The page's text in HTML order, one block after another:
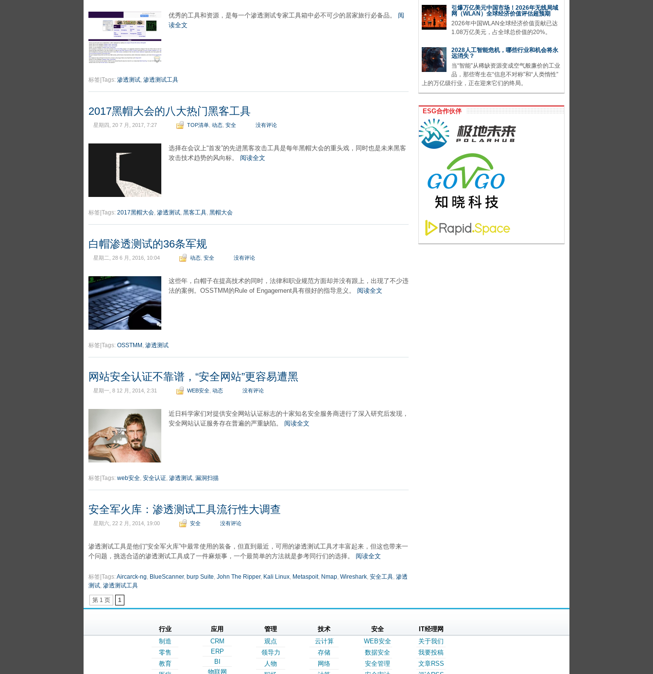
优秀的工具和资源，是每一个渗透测试专家工具箱中必不可少的居家旅行必备品。 阅
读全文
标签|Tags: 渗透测试, 渗透测试工具
2017黑帽大会的八大热门黑客工具
星期四, 20 7 月, 2017, 7:27 TOP清单 动态 安全 没有评论
选择在会议上“首发”的先进黑客攻击工具是每年黑帽大会的重头戏，同时也是未来黑客
攻击技术趋势的风向标。 阅读全文
标签|Tags: 2017黑帽大会, 渗透测试, 黑客工具, 黑帽大会
白帽渗透测试的36条军规
星期二, 28 6 月, 2016, 10:04 动态 安全 没有评论
这些年，白帽子在提高技术的同时，法律和职业规范方面却并没有跟上，出现了不少违
法的案例。OSSTMM的Rule of Engagement具有很好的指导意义。 阅读全文
标签|Tags: OSSTMM , 渗透测试
网站安全认证不靠谱，“安全网站”更容易遭黑
星期一, 8 12 月, 2014, 2:31 WEB安全 动态 没有评论
近日科学家们对提供安全网站认证标志的十家知名安全服务商进行了深入研究后发现，
安全网站认证服务存在普遍的严重缺陷。 阅读全文
标签|Tags: web安全, 安全认证, 渗透测试, 漏洞扫描
安全军火库：渗透测试工具流行性大调查
星期六, 22 2 月, 2014, 19:00 安全 没有评论
渗透测试工具是他们“安全军火库”中最常使用的装备，但直到最近，可用的渗透测试工具才丰富起来，但这也带来一
个问题，挑选合适的渗透测试工具成了一件麻烦事，一个最简单的方法就是参考同行们的选择。 阅读全文
标签|Tags:Aircarck-ng, BlueScanner, burp Suite, John The Ripper, Kali Linux, Metaspoit, Nmap, Wireshark, 安全工具, 渗透
测试, 渗透测试工具
第 1 页 1
引爆万亿美元中国市场！2026年无线局域
网（WLAN）全球经济价值评估超预期
2026年中国WLAN全球经济价值贡献已达
1.08万亿美元，占全球总价值的20%。
2028人工智能危机，哪些行业和机会将永
远消失？
当“智能”从稀缺资源变成空气般廉价的工业
品，那些寄生在“信息不对称”和“人类惰性”
上的万亿级行业，正在迎来它们的终局。
ESG合作伙伴
行业
制造
零售
教育
应用
CRM
ERP
BI
物联网
管理
观点
领导力
人物
技术
云计算
存储
网络
安全
WEB安全
数据安全
安全管理
IT经理网
关于我们
我要投稿
文章RSS